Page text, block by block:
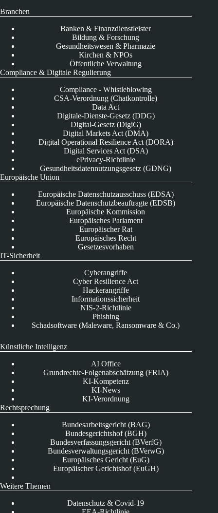
Branchen
Banken & Finanzdienstleister
Bildung & Forschung
Gesundheitswesen & Pharmazie
Kirchen & NPOs
Öffentliche Verwaltung
Compliance & Digitale Regulierung
Compliance - Whistleblowing
CSA-Verordnung (Chatkontrolle)
Data Act
Digitale-Dienste-Gesetz (DDG)
Digital-Gesetz (DigiG)
Digital Markets Act (DMA)
Digital Operational Resilience Act (DORA)
Digital Services Act (DSA)
ePrivacy-Richtlinie
Gesundheitsdatennutzungsgesetz (GDNG)
Europäische Union
Europäische Datenschutzausschuss (EDSA)
Europäische Datenschutzbeauftragte (EDSB)
Europäische Kommission
Europäisches Parlament
Europäischer Rat
Europäisches Recht
Gesetzesvorhaben
IT-Sicherheit
Cyberangriffe
Cyber Resilience Act
Hackerangriffe
Informationssicherheit
NIS-2-Richtlinie
Phishing
Schadsoftware (Maleware, Ransomware & Co.)
Künstliche Intelligenz
AI Office
Grundrechte-Folgenabschätzung (FRIA)
KI-Kompetenz
KI-News
KI-Verordnung
Rechtsprechung
Bundesarbeitsgericht (BAG)
Bundesgerichtshof (BGH)
Bundesverfassungsgericht (BVerfG)
Bundesverwaltungsgericht (BVerwG)
Europäisches Gericht (EuG)
Europäischer Gerichtshof (EuGH)
Weitere Themen
Datenschutz & Covid-19